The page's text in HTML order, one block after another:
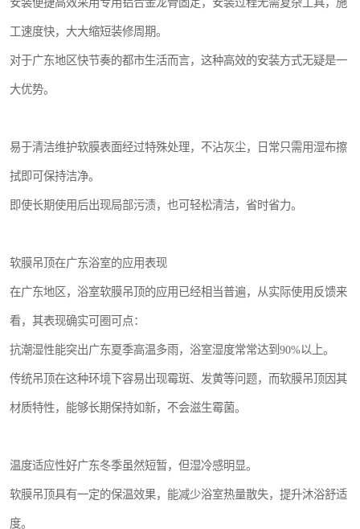
工速度快，大大缩短装修周期。
对于广东地区快节奏的都市生活而言，这种高效的安装方式无疑是一
大优势。
易于清洁维护软膜表面经过特殊处理，不沾灰尘，日常只需用湿布擦
拭即可保持洁净。
即使长期使用后出现局部污渍，也可轻松清洁，省时省力。
软膜吊顶在广东浴室的应用表现
在广东地区，浴室软膜吊顶的应用已经相当普遍，从实际使用反馈来
看，其表现确实可圈可点：
抗潮湿性能突出广东夏季高温多雨，浴室湿度常常达到90%以上。
传统吊顶在这种环境下容易出现霉斑、发黄等问题，而软膜吊顶因其
材质特性，能够长期保持如新，不会滋生霉菌。
温度适应性好广东冬季虽然短暂，但湿冷感明显。
软膜吊顶具有一定的保温效果，能减少浴室热量散失，提升沐浴舒适
度。